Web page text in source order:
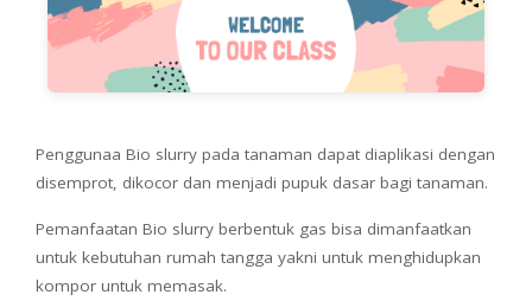
Penggunaa Bio slurry pada tanaman dapat diaplikasi dengan
disemprot, dikocor dan menjadi pupuk dasar bagi tanaman.
Pemanfaatan Bio slurry berbentuk gas bisa dimanfaatkan
untuk kebutuhan rumah tangga yakni untuk menghidupkan
kompor untuk memasak.